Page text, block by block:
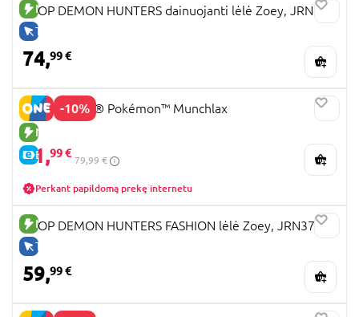
NAUJA PREKĖ
TIK INTERNETU
KPOP DEMON HUNTERS dainuojanti lėlė Zoey, JRN42
74,99 €
-10%
NAUJA PREKĖ
E-KAINA
72150 LEGO® Pokémon™ Munchlax
71,99 €
79,99 €
Perkant papildomą prekę internetu
NAUJA PREKĖ
TIK INTERNETU
KPOP DEMON HUNTERS FASHION lėlė Zoey, JRN37
59,99 €